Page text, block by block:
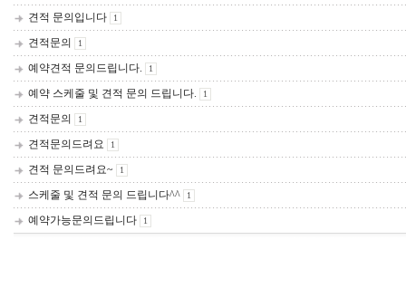
견적 문의입니다 1
견적문의 1
예약견적 문의드립니다. 1
예약 스케줄 및 견적 문의 드립니다. 1
견적문의 1
견적문의드려요 1
견적 문의드려요~ 1
스케줄 및 견적 문의 드립니다^^ 1
예약가능문의드립니다 1